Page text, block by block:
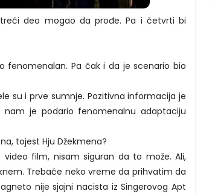
deo mogao da prođe. Pa i četvrti bi
fenomenalan. Pa čak i da je scenario bio
su i prve sumnje. Pozitivna informacija je
je podario fenomenalnu adaptaciju
tojest Hju Džekmena?
film, nisam siguran da to može. Ali,
Trebaće neko vreme da prihvatim da
nije sjajni nacista iz Singerovog Apt